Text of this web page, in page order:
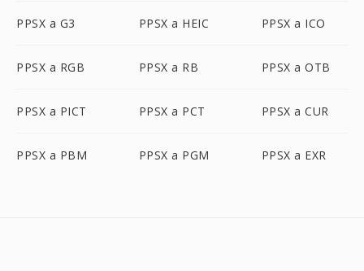
PPSX a G3 PPSX a HEIC PPSX a ICO
PPSX a RGB PPSX a RB PPSX a OTB
PPSX a PICT PPSX a PCT PPSX a CUR
PPSX a PBM PPSX a PGM PPSX a EXR